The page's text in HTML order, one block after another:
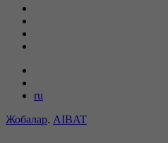
ru
Жобалар. AIBAT